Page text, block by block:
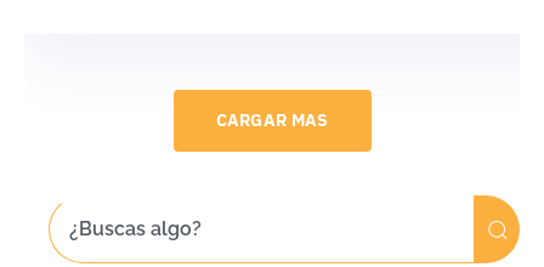
CARGAR MAS